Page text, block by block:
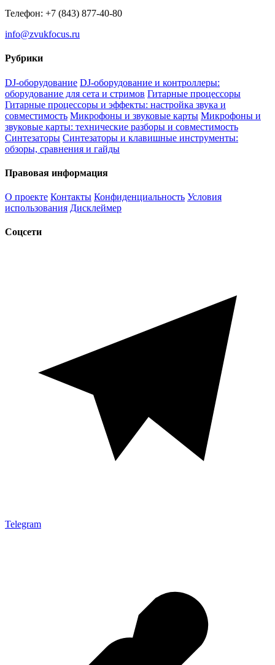
Телефон: +7 (843) 877-40-80
info@zvukfocus.ru
Рубрики
DJ-оборудование DJ-оборудование и контроллеры:
оборудование для сета и стримов Гитарные процессоры
Гитарные процессоры и эффекты: настройка звука и
совместимость Микрофоны и звуковые карты Микрофоны и
звуковые карты: технические разборы и совместимость
Синтезаторы Синтезаторы и клавишные инструменты:
обзоры, сравнения и гайды
Правовая информация
О проекте Контакты Конфиденциальность Условия
использования Дисклеймер
Соцсети
Telegram